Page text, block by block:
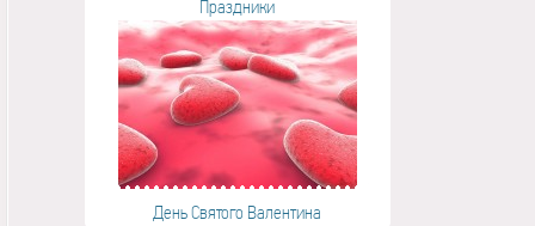
Праздники
День Святого Валентина